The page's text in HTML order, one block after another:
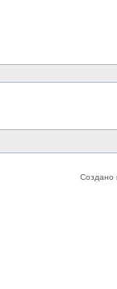
Создано